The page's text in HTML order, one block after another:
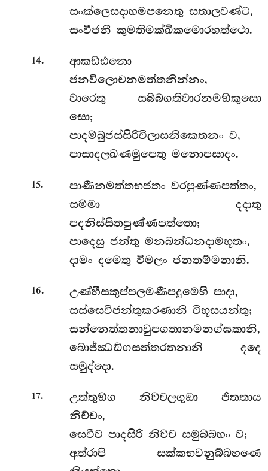
සංක්ලෙසදාහමපනෙතු සතාලවණ්ට,
සංවීජනී කුමතිමක්ඛිකමොරහත්ථො.
14.
ආකඩ්ඪනො
ජනවිලොචනමත්තනින්නං,
වාරෙතු සබ්බගතිවාරනමඞ්කුසො
සො;
පාදම්බුජස්සිරිවිලාසනිකෙතනං ව,
පාසාදලඛණමුපෙතු මනොපසාදං.
15.
පාණීනමත්තභජතං වරපුණ්ණපත්තං,
සම්මා දදාතු
පදනිස්සිතපුණ්ණපත්තො;
පාදෙසු ජන්තු මනබන්ධනදාමභූතං,
දාමං දමෙතු විමලං ජනතම්මනානි.
16.
උණ්හීසකුප්පලමණීපදුමෙහි පාදා,
සස්සෙවිජන්තුකරණානි විභූසයන්තු;
සන්නෙත්තනාවුපගතානමනග්ඝකානි,
බොජ්ඣඞ්ගසත්තරතනානි දදෙ
සමුද්දො.
17.
උත්තුඞ්ග නිච්චලගුඞා ජිතතාය
නිච්චං,
සෙවීව පාදසිරි නිච්ච සමුබ්බහං ව;
අත්රාපි සක්කභවනුබ්බහණෙ